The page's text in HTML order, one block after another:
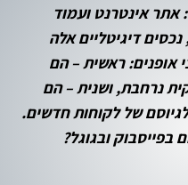
אתר אינטרנט ועמוד
דיגיטליים אלה
אופנים: ראשית – הם
נרחבת, ושנית – הם
של לקוחות חדשים.
ובגוגל?